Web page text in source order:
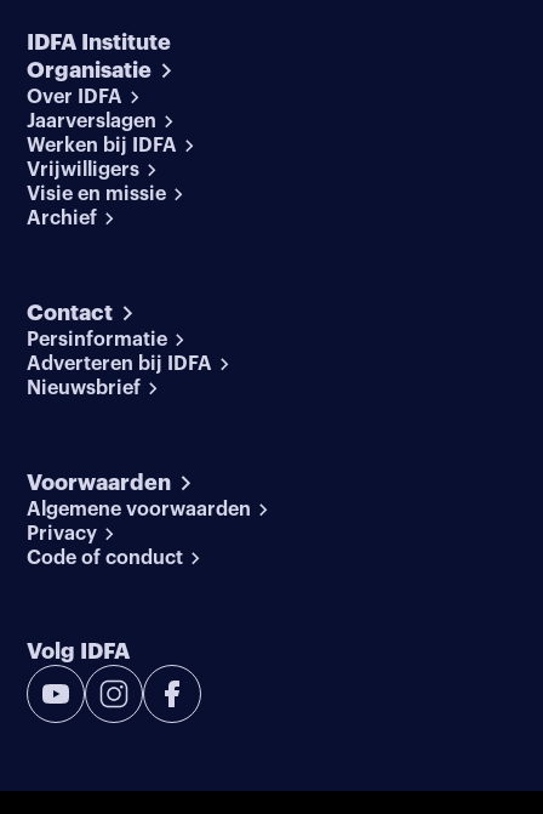
IDFA Institute
Organisatie
Over IDFA
Jaarverslagen
Werken bij IDFA
Vrijwilligers
Visie en missie
Archief
Contact
Persinformatie
Adverteren bij IDFA
Nieuwsbrief
Voorwaarden
Algemene voorwaarden
Privacy
Code of conduct
Volg IDFA